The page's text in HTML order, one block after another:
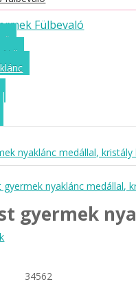
Fülbevaló
nyaklánc medállal, kristály
gyermek
34562